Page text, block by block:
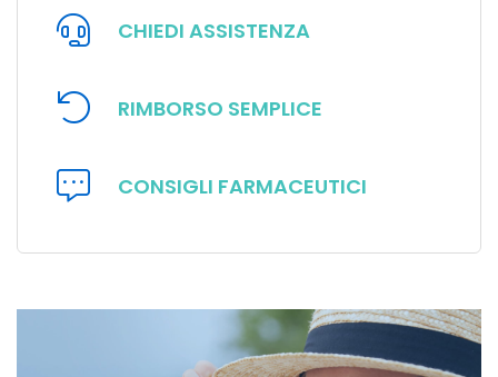
CHIEDI ASSISTENZA
RIMBORSO SEMPLICE
CONSIGLI FARMACEUTICI